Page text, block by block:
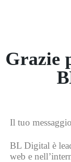
Grazie
Il tuo
BL Digital è
web e